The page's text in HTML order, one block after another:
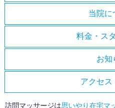
当院に
料金・ス
お知
アクセス
訪問マッサージは思いやり在宅マ